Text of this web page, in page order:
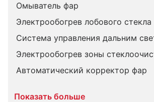
Омыватель фар
Электрообогрев лобового стекла
Система управления дальним
Электрообогрев зоны
Автоматический корректор фар
Показать больше